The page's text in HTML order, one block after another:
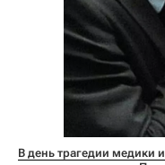
В день трагедии медики